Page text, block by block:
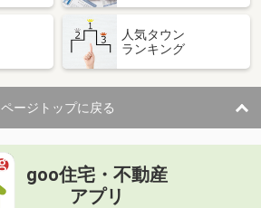
人気タウン
ランキング
ページトップに戻る
goo住宅・不動産
アプリ